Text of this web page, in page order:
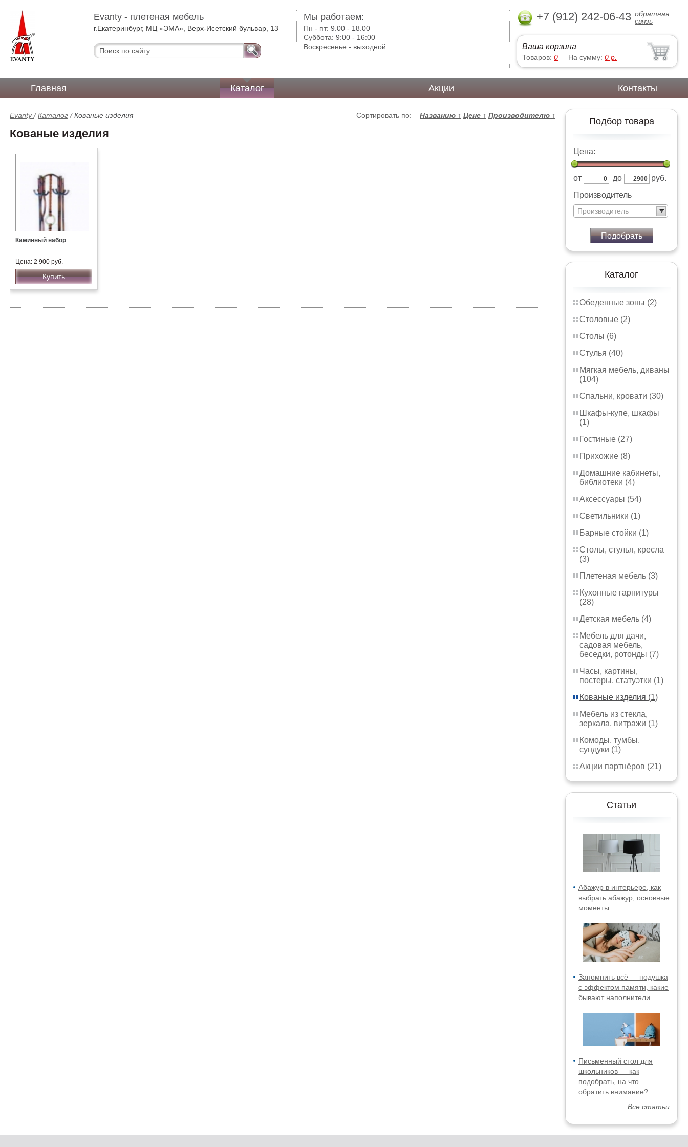
Evanty - плетеная мебель
г.Екатеринбург, МЦ «ЭМА», Верх-Исетский бульвар, 13
Мы работаем:
Пн - пт:9.00 - 18.00
Суббота:9:00 - 16:00
Воскресенье - выходной
+7 (912) 242-06-43 обратная
связь
Ваша корзина:
Товаров: 0 На сумму: 0 р.
Главная Каталог Акции Контакты
Подбор товара
Цена:
от до
руб.
Производитель
Производитель
Подобрать
Каталог
Обеденные зоны (2)
Столовые (2)
Столы (6)
Стулья (40)
Мягкая мебель, диваны
(104)
Спальни, кровати (30)
Шкафы-купе, шкафы
(1)
Гостиные (27)
Прихожие (8)
Домашние кабинеты,
библиотеки (4)
Аксессуары (54)
Светильники (1)
Барные стойки (1)
Столы, стулья, кресла
(3)
Плетеная мебель (3)
Кухонные гарнитуры
(28)
Детская мебель (4)
Мебель для дачи,
садовая мебель,
беседки, ротонды (7)
Часы, картины,
постеры, статуэтки (1)
Кованые изделия (1)
Мебель из стекла,
зеркала, витражи (1)
Комоды, тумбы,
сундуки (1)
Акции партнёров (21)
Статьи
Абажур в интерьере, как
выбрать абажур, основные
моменты.
Запомнить всё — подушка
с эффектом памяти, какие
бывают наполнители.
Письменный стол для
школьников — как
подобрать, на что
обратить внимание?
Все статьи
Сортировать по: Названию ↑ Цене ↑ Производителю ↑
Evanty/Каталог /Кованые изделия
Кованые изделия
Каминный набор
Цена: 2 900 руб.
Купить